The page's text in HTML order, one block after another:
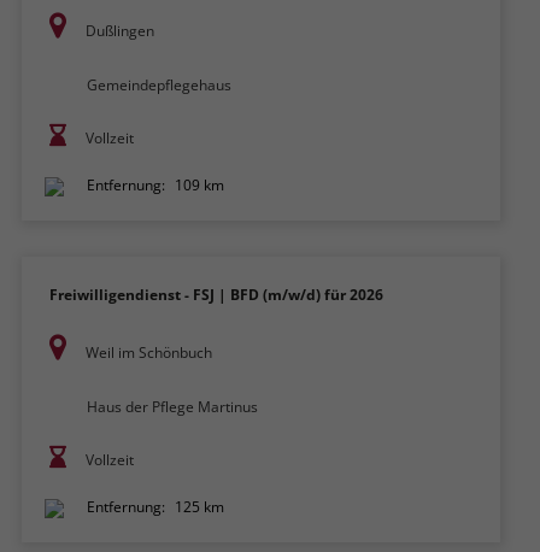
Dußlingen
Gemeindepflegehaus
Vollzeit
Entfernung: 109 km
Freiwilligendienst - FSJ | BFD (m/w/d) für 2026
Weil im Schönbuch
Haus der Pflege Martinus
Vollzeit
Entfernung: 125 km